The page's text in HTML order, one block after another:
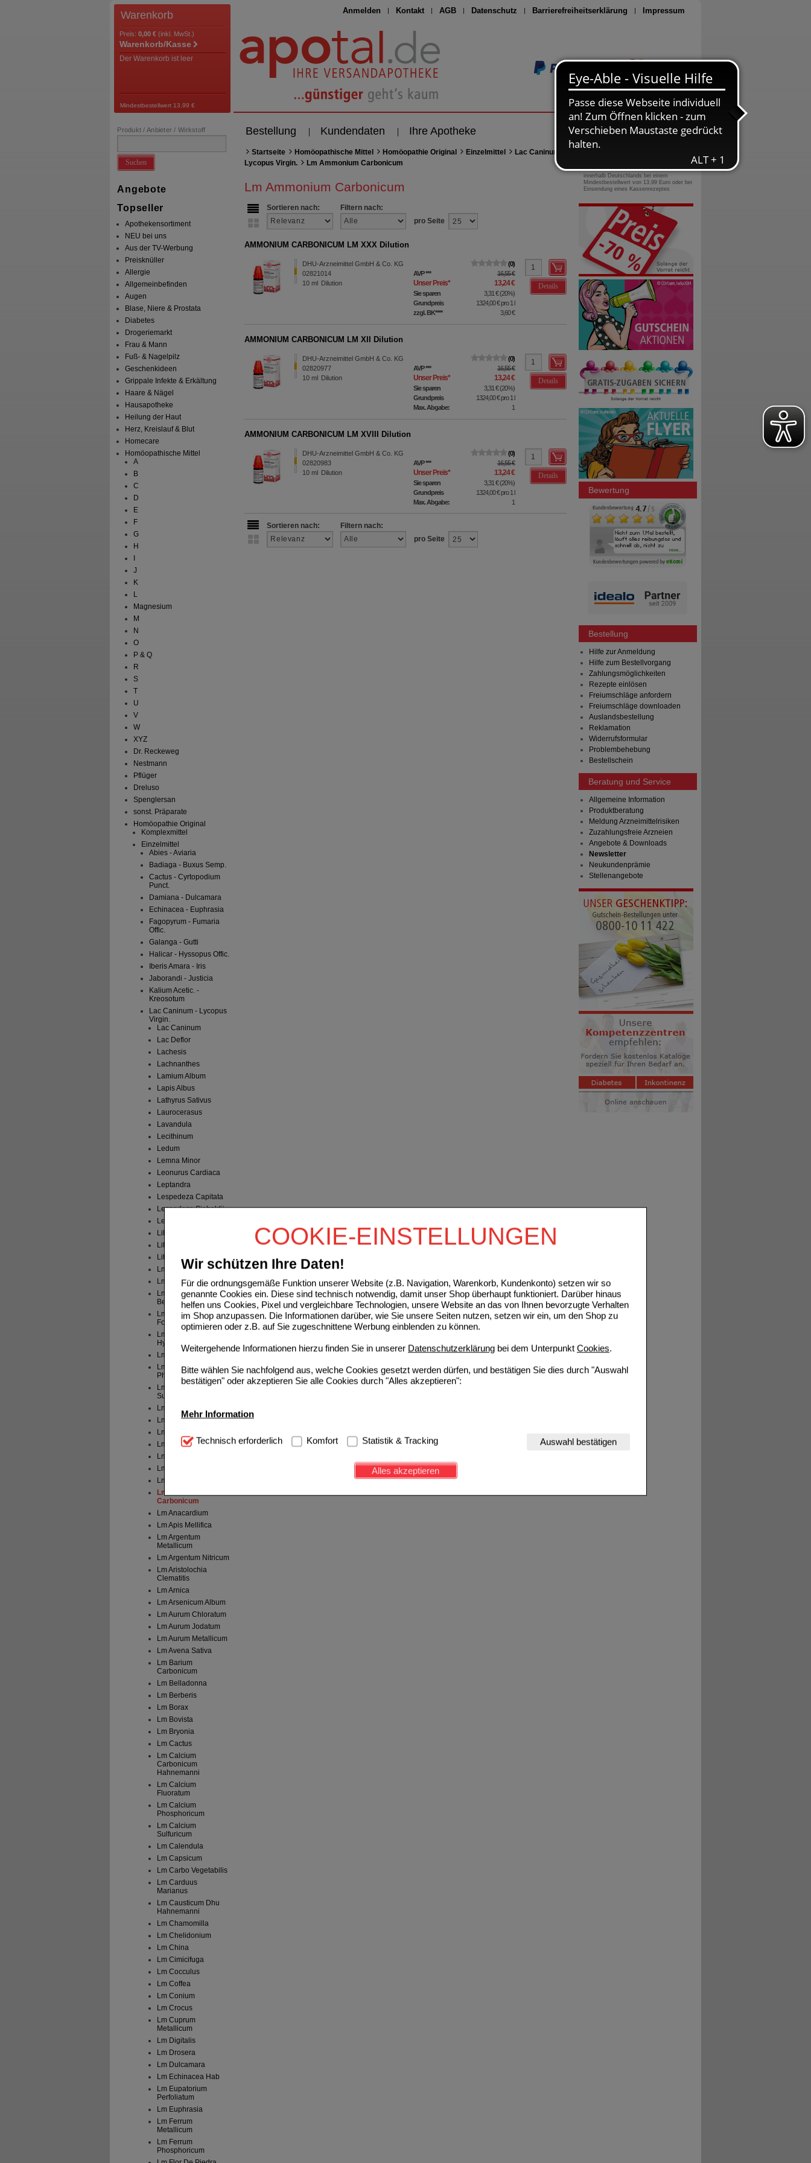
COOKIE-EINSTELLUNGEN
Wir schützen Ihre Daten!
Für die ordnungsgemäße Funktion unserer Website (z.B. Navigation, Warenkorb, Kundenkonto) setzen wir so
genannte Cookies ein. Diese sind technisch notwendig, damit unser Shop überhaupt funktioniert. Darüber hinaus
helfen uns Cookies, Pixel und vergleichbare Technologien, unsere Website an das von Ihnen bevorzugte Verhalten
im Shop anzupassen. Die Informationen darüber, wie Sie unsere Seiten nutzen, setzen wir ein, um den Shop zu
optimieren oder z.B. auf Sie zugeschnittene Werbung einblenden zu können.
Weitergehende Informationen hierzu finden Sie in unserer Datenschutzerklärung bei dem Unterpunkt Cookies.
Bitte wählen Sie nachfolgend aus, welche Cookies gesetzt werden dürfen, und bestätigen Sie dies durch "Auswahl
bestätigen" oder akzeptieren Sie alle Cookies durch "Alles akzeptieren":
Mehr Information
Technisch Notwendig: Hierbei handelt es sich um Cookies, die für die Grundfunktionen unserer Website
notwendig sind (z.B. Navigation, Warenkorb, Kundenkonto), weshalb auf diese nicht verzichtet werden kann.
Diese Cookies werden genutzt um das Einkaufserlebnis noch ansprechender zu gestalten,
beispielsweise für die Wiedererkennung des Besuchers oder unsere Seite an bevorzugte Verhaltensweisen (z.B.
Inhalte anzuzeigen und unser Partnerprogramm zu betreiben.
Statistik & Tracking:
sammeln, mit deren Hilfe wir unsere Website weiter für Sie optimieren können, den Inhalt auf unserer Website aber
auch die Werbung auf Drittseiten möglichst relevant für Sie zu gestalten. Bitte beachten Sie, dass Daten hierfür
teilweise an Dritte wie z.B. Google oder soziale Medien übertragen werden.
Technisch erforderlich Komfort Statistik & Tracking Auswahl bestätigen
Alles akzeptieren
Anmelden Kontakt AGB Datenschutz Barrierefreiheitserklärung Impressum
Seite drucken
Warenkorb
Preis: 0,00 € (inkl. MwSt.)
Warenkorb/Kasse
Der Warenkorb ist leer
Mindestbestellwert 13,99 €
Bestellung Kundendaten Ihre Apotheke
Produkt / Anbieter / Wirkstoff
Suchen
Angebote
Topseller
Apothekensortiment
NEU bei uns
Aus der TV-Werbung
Preisknüller
Allergie
Allgemeinbefinden
Augen
Blase, Niere & Prostata
Diabetes
Drogeriemarkt
Frau & Mann
Fuß- & Nagelpilz
Geschenkideen
Grippale Infekte & Erkältung
Haare & Nägel
Hausapotheke
Heilung der Haut
Herz, Kreislauf & Blut
Homecare
Homöopathische Mittel
A
B
C
D
E
F
G
H
J
K
L
Magnesium
M
N
O
P & Q
R
S
T
U
V
W
XYZ
Dr. Reckeweg
Nestmann
Pflüger
Dreluso
Spenglersan
sonst. Präparate
Homöopathie Original
Komplexmittel
Einzelmittel
Abies - Aviaria
Badiaga - Buxus Semp.
Cactus - Cyrtopodium
Punct.
Damiana - Dulcamara
Echinacea - Euphrasia
Fagopyrum - Fumaria
Offic.
Galanga - Gutti
Halicar - Hyssopus Offic.
Iberis Amara - Iris
Jaborandi - Justicia
Kalium Acetic. -
Kreosotum
Lac Caninum - Lycopus
Virgin.
Lac Caninum
Lac Deflor
Lachesis
Lachnanthes
Lamium Album
Lapis Albus
Lathyrus Sativus
Laurocerasus
Lavandula
Lecithinum
Ledum
Lemna Minor
Leonurus Cardiaca
Leptandra
Lespedeza Capitata
Lespedeza Sieboldii
Levisticum Officinale
Lilium Tigrinum
Lithium Carb.
Lithium Chloratum
Lm Abrotanum
Lm Absinthium
Lm Acidum
Benzoicum
Lm Acidum
Formicicum
Lm Acidum
Hydrochloricum
Lm Acidum Nitricum
Lm Acidum
Phosphoricum
Lm Acidum
Sulfuricum
Lm Aconitum
Lm Agaricus
Lm Agnus Castus
Lm Allium Cepa
Lm Aloe
Lm Alumina
Lm Ambra
Lm Ammonium
Carbonicum
Lm Anacardium
Lm Apis Mellifica
Lm Argentum
Metallicum
Lm Argentum Nitricum
Lm Aristolochia
Clematitis
Lm Arnica
Lm Arsenicum Album
Lm Aurum Chloratum
Lm Aurum Jodatum
Lm Aurum Metallicum
Lm Avena Sativa
Lm Barium
Carbonicum
Lm Belladonna
Lm Berberis
Lm Borax
Lm Bovista
Lm Bryonia
Lm Cactus
Lm Calcium
Carbonicum
Hahnemanni
Lm Calcium
Fluoratum
Lm Calcium
Phosphoricum
Lm Calcium
Sulfuricum
Lm Calendula
Lm Capsicum
Lm Carbo Vegetabilis
Lm Carduus
Marianus
Lm Causticum Dhu
Hahnemanni
Lm Chamomilla
Lm Chelidonium
Lm China
Lm Cimicifuga
Lm Cocculus
Lm Coffea
Lm Conium
Lm Crocus
Lm Cuprum
Metallicum
Lm Digitalis
Lm Drosera
Lm Dulcamara
Lm Echinacea Hab
Lm Eupatorium
Perfoliatum
Lm Euphrasia
Lm Ferrum
Metallicum
Lm Ferrum
Phosphoricum
Startseite Homöopathische Mittel Homöopathie Original Einzelmittel
Lac Caninum -
Lycopus Virgin.
Lm Ammonium Carbonicum
Lm Ammonium Carbonicum
Sortieren nach:
Filtern nach:
pro Seite
AMMONIUM CARBONICUM LM XXX Dilution
DHU-Arzneimittel GmbH & Co. KG
02821014
10 ml Dilution
0
AVP*** 16,55 €
Unser Preis* 13,24 €
Sie sparen 3,31 €(20%)
Grundpreis
1324,00 €pro 1 l
zzgl. BK**** 3,60 €
Details
AMMONIUM CARBONICUM LM XII Dilution
DHU-Arzneimittel GmbH & Co. KG
02820977
10 ml Dilution
0
AVP*** 16,55 €
Unser Preis* 13,24 €
Sie sparen 3,31 €(20%)
Grundpreis
1324,00 €pro 1 l
Max. Abgabe:
1
Details
AMMONIUM CARBONICUM LM XVIII Dilution
DHU-Arzneimittel GmbH & Co. KG
02820983
10 ml Dilution
0
AVP*** 16,55 €
Unser Preis* 13,24 €
Sie sparen 3,31 €(20%)
Grundpreis
1324,00 €pro 1 l
Max. Abgabe:
1
Details
Sortieren nach:
Filtern nach:
pro Seite
0800-10 11 422
gebührenfreie Rufnummer
innerhalb Deutschlands bei einem
Mindestbestellwert von 13,99 Euro oder bei
Einsendung eines Kassenrezeptes
Bewertung
Bestellung
Hilfe zur Anmeldung
Hilfe zum Bestellvorgang
Zahlungsmöglichkeiten
Rezepte einlösen
Freiumschläge anfordern
Freiumschläge downloaden
Auslandsbestellung
Reklamation
Widerrufsformular
Problembehebung
Bestellschein
Beratung und Service
Allgemeine Information
Produktberatung
Meldung Arzneimittelrisiken
Zuzahlungsfreie Arzneien
Angebote & Downloads
Newsletter
Neukundenprämie
Stellenangebote